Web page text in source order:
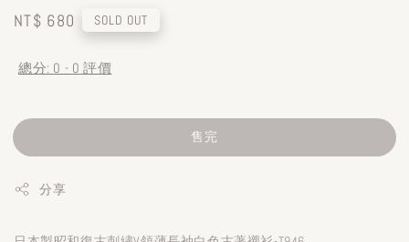
Regular
NT$ 680 SOLD OUT
總分: 0 - 0 評價
售完
分享